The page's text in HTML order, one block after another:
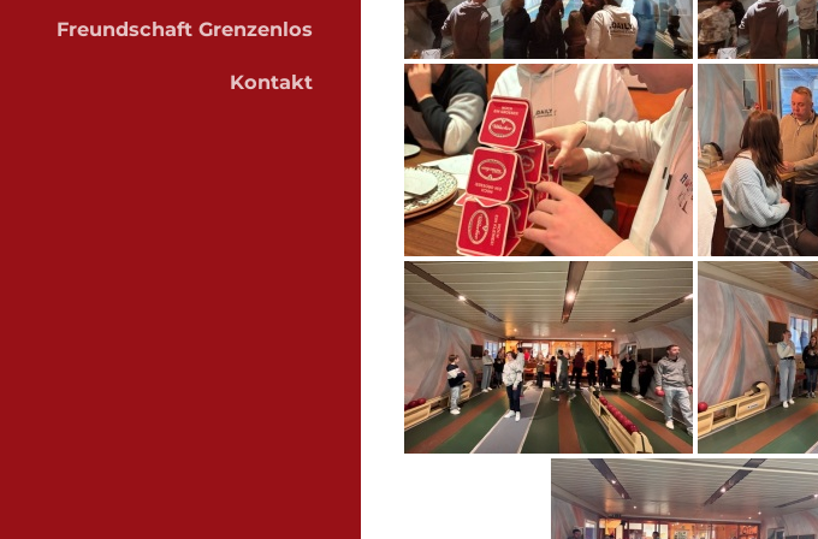
Freundschaft Grenzenlos
Kontakt